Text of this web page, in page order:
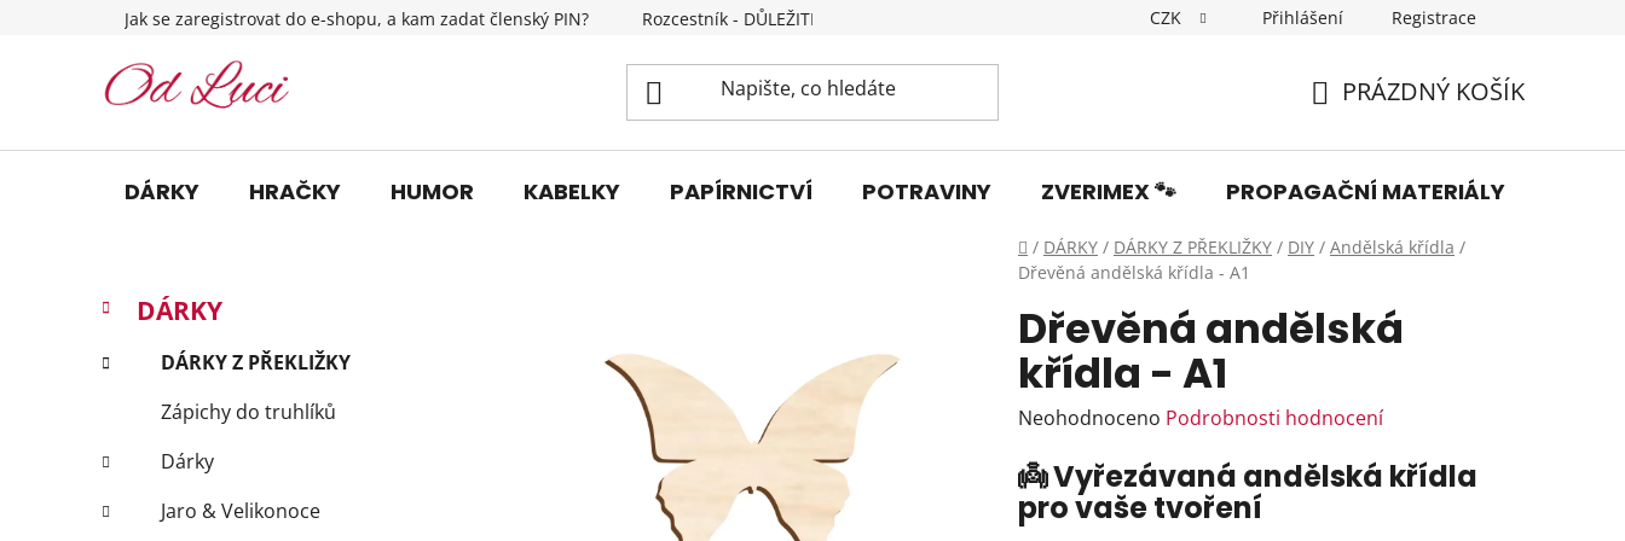
Jak se zaregistrovat do e-shopu, a kam zadat členský PIN? Rozcestník - DŮLEŽITÉ INFORMACE Dopravné Obchodní podmínky Podmínky ochrany
CZK Přihlášení Registrace
KOŠÍK
PRÁZDNÝ KOŠÍK
DÁRKY HRAČKY HUMOR KABELKY PAPÍRNICTVÍ POTRAVINY ZVERIMEX 🐾 PROPAGAČNÍ MATERIÁLY
Domů
/ DÁRKY / DÁRKY Z PŘEKLIŽKY / DIY / Andělská křídla /
Dřevěná andělská křídla - A1
P
s
a
n
Přeskočit
kategorie
K
a
e
r
e
DÁRKY
DÁRKY Z PŘEKLIŽKY
Zápichy do truhlíků
Dárky
Jaro & Velikonoce
Dřevěná andělská
křídla - A1
Průměrné
produktu
je
Neohodnoceno Podrobnosti hodnocení
👼 Vyřezávaná andělská křídla
pro vaše tvoření